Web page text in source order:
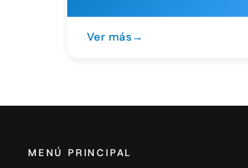
Ver más→
MENÚ PRINCIPAL